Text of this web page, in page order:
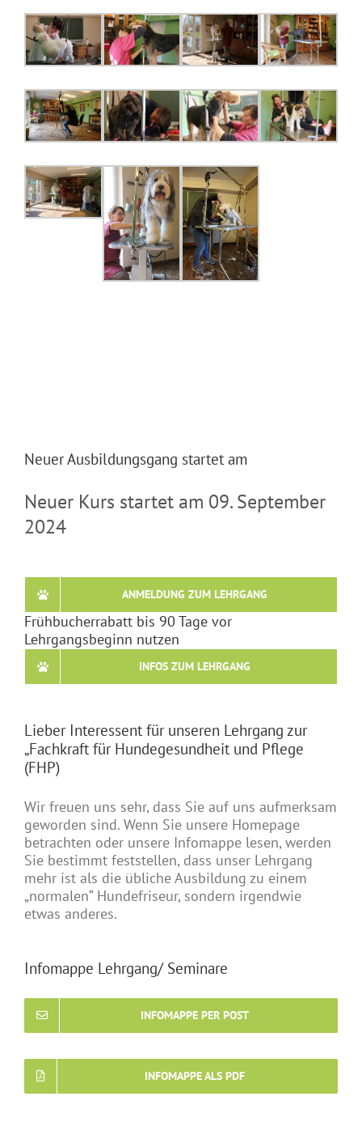
Neuer Ausbildungsgang startet am
Neuer Kurs startet am 09. September
2024
ANMELDUNG ZUM LEHRGANG
Frühbucherrabatt bis 90 Tage vor
Lehrgangsbeginn nutzen
INFOS ZUM LEHRGANG
Lieber Interessent für unseren Lehrgang zur
„Fachkraft für Hundegesundheit und Pflege
(FHP)
Wir freuen uns sehr, dass Sie auf uns aufmerksam
geworden sind. Wenn Sie unsere Homepage
betrachten oder unsere Infomappe lesen, werden
Sie bestimmt feststellen, dass unser Lehrgang
mehr ist als die übliche Ausbildung zu einem
„normalen“ Hundefriseur, sondern irgendwie
etwas anderes.
Infomappe Lehrgang/ Seminare
INFOMAPPE PER POST
INFOMAPPE ALS PDF